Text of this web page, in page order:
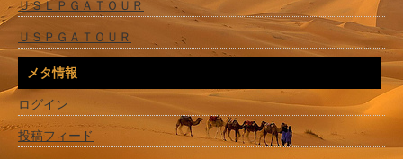
ＵＳＬＰＧＡＴＯＵＲ
ＵＳＰＧＡＴＯＵＲ
メタ情報
ログイン
投稿フィード